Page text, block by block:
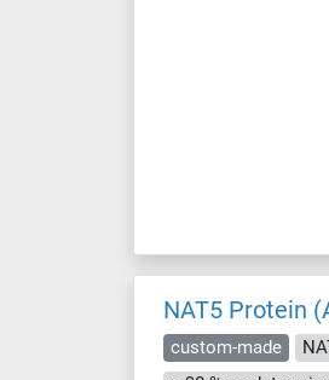
NAT5 Protein
custom-made